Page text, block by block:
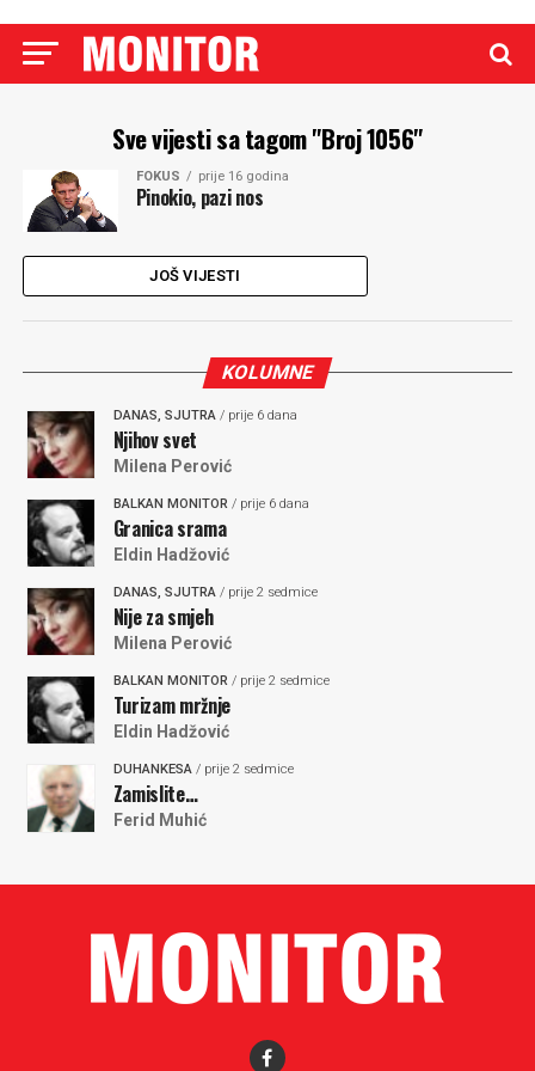
Sve vijesti sa tagom "Broj 1056"
FOKUS prije 16 godina
Pinokio, pazi nos
JOŠ VIJESTI
KOLUMNE
DANAS, SJUTRA/ prije 6 dana
Njihov svet
Milena Perović
BALKAN MONITOR/ prije 6 dana
Granica srama
Eldin Hadžović
DANAS, SJUTRA/ prije 2 sedmice
Nije za smjeh
Milena Perović
BALKAN MONITOR/ prije 2 sedmice
Turizam mržnje
Eldin Hadžović
DUHANKESA/ prije 2 sedmice
Zamislite…
Ferid Muhić